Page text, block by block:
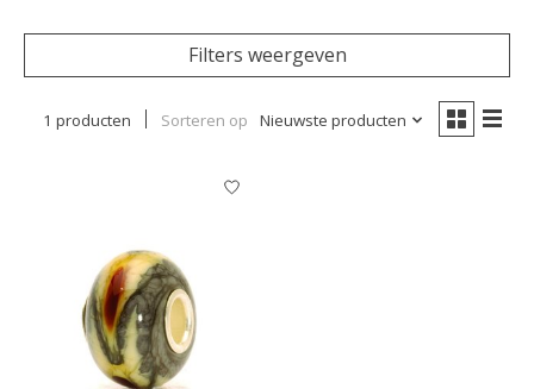
Filters weergeven
1 producten Sorteren op Nieuwste producten